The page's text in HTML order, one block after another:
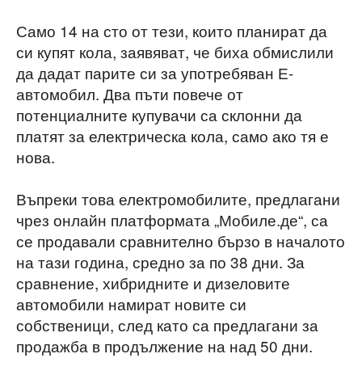
Само 14 на сто от тези, които планират да
си купят кола, заявяват, че биха обмислили
да дадат парите си за употребяван Е-
автомобил. Два пъти повече от
потенциалните купувачи са склонни да
платят за електрическа кола, само ако тя е
нова.
Въпреки това електромобилите, предлагани
чрез онлайн платформата „Мобиле.де“, са
се продавали сравнително бързо в началото
на тази година, средно за по 38 дни. За
сравнение, хибридните и дизеловите
автомобили намират новите си
собственици, след като са предлагани за
продажба в продължение на над 50 дни.